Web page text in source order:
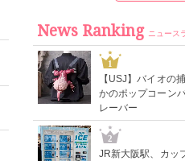
News Ranking ニュース
1
【USJ】バイオの
かのポップコーン
レーバー
2
JR新大阪駅、カッ